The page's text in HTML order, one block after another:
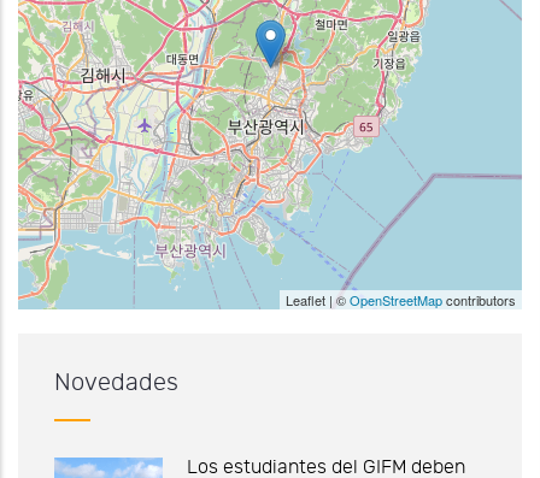
Leaflet | ©OpenStreetMapcontributors
Novedades
Los estudiantes del GIFM deben